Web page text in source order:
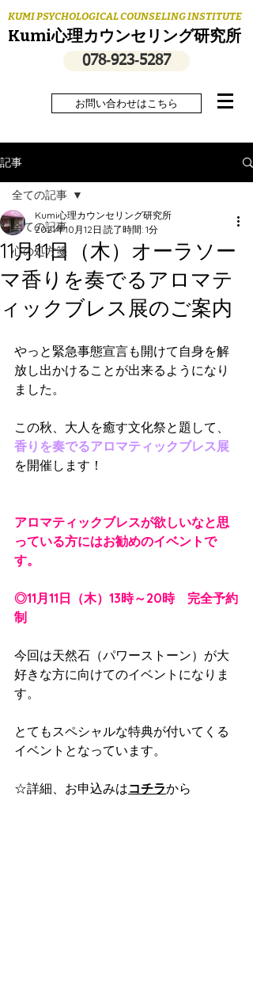
KUMI PSYCHOLOGICAL COUNSELING INSTITUTE
Kumi心理カウンセリング研究所
078‐923‐5287
お問い合わせはこちら
記事
全ての記事
心の処方箋
全ての記事
11月11日（木）オーラソー
マ香りを奏でるアロマテ
ィックブレス展のご案内
Kumi心理カウンセリング研究所
2021年10月12日 読了時間: 1分
やっと緊急事態宣言も開けて自身を解
放し出かけることが出来るようになり
ました。
この秋、大人を癒す文化祭と題して、
香りを奏でるアロマティックブレス展
を開催します！
アロマティックブレスが欲しいなと思
っている方にはお勧めのイベントで
す。
◎11月11日（木）13時～20時　完全予約
制
今回は天然石（パワーストーン）が大
好きな方に向けてのイベントになりま
す。
とてもスペシャルな特典が付いてくる
イベントとなっています。
☆詳細、お申込みはコチラから